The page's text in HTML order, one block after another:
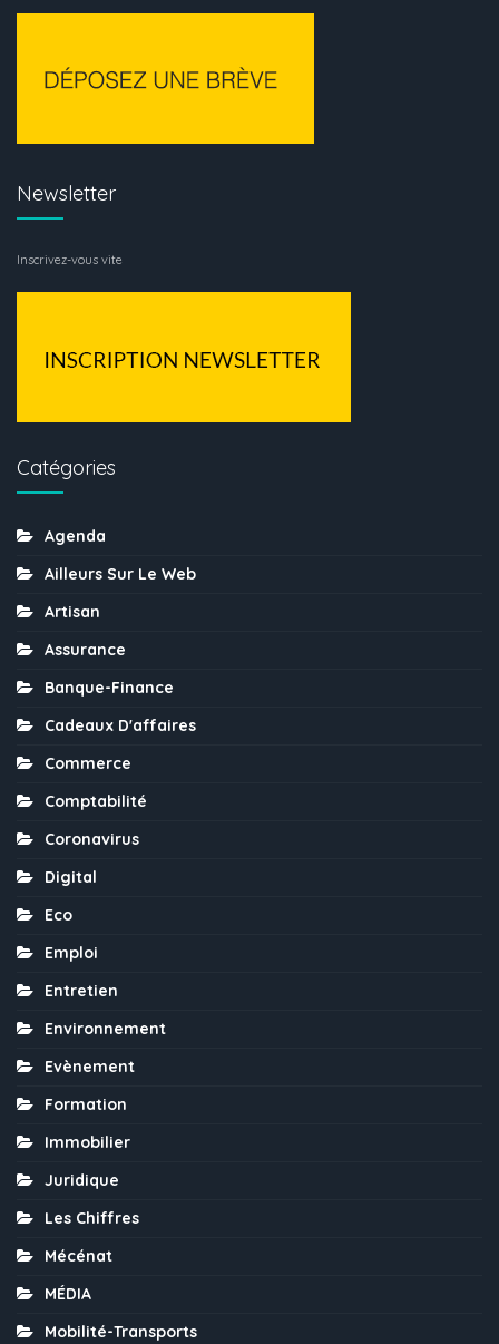
Newsletter
Inscrivez-vous vite
Catégories
Agenda
Ailleurs Sur Le Web
Artisan
Assurance
Banque-Finance
Cadeaux D'affaires
Commerce
Comptabilité
Coronavirus
Digital
Eco
Emploi
Entretien
Environnement
Evènement
Formation
Immobilier
Juridique
Les Chiffres
Mécénat
MÉDIA
Mobilité-Transports